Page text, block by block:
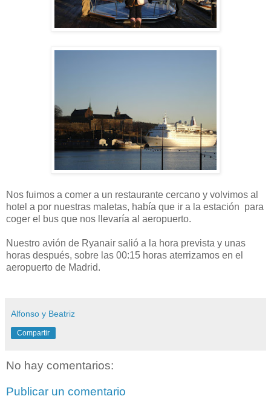
Nos fuimos a comer a un restaurante cercano y volvimos al
hotel a por nuestras maletas, había que ir a la estación para
coger el bus que nos llevaría al aeropuerto.
Nuestro avión de Ryanair salió a la hora prevista y unas
horas después, sobre las 00:15 horas aterrizamos en el
aeropuerto de Madrid.
Alfonso y Beatriz
Compartir
No hay comentarios:
Publicar un comentario